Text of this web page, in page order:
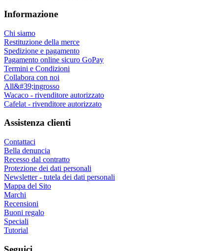
Informazione
Chi siamo
Restituzione della merce
Spedizione e pagamento
Pagamento online sicuro GoPay
Termini e Condizioni
Collabora con noi
All&#39;ingrosso
Wacaco - rivenditore autorizzato
Cafelat - rivenditore autorizzato
Assistenza clienti
Contattaci
Bella denuncia
Recesso dal contratto
Protezione dei dati personali
Newsletter - tutela dei dati personali
Mappa del Sito
Marchi
Recensioni
Buoni regalo
Speciali
Tutorial